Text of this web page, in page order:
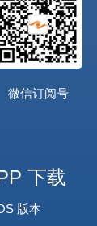
微信订阅号
下载
版本